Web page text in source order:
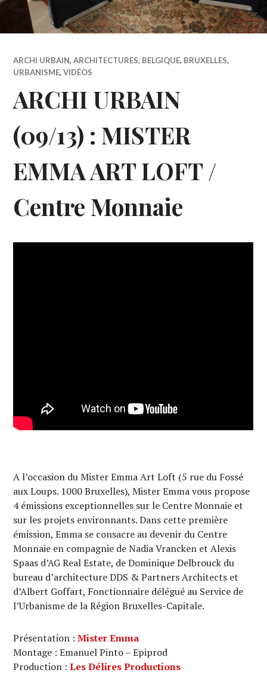
ARCHI URBAIN,ARCHITECTURES, BELGIQUE, BRUXELLES,
URBANISME,VIDÉOS
ARCHI URBAIN
(09/13) : MISTER
EMMA ART LOFT /
Centre Monnaie
A l’occasion du Mister Emma Art Loft (5 rue du Fossé
aux Loups. 1000 Bruxelles), Mister Emma vous propose
4 émissions exceptionnelles sur le Centre Monnaie et
sur les projets environnants. Dans cette première
émission, Emma se consacre au devenir du Centre
Monnaie en compagnie de Nadia Vrancken et Alexis
Spaas d’AG Real Estate, de Dominique Delbrouck du
bureau d’architecture DDS & Partners Architects et
d’Albert Goffart, Fonctionnaire délégué au Service de
l’Urbanisme de la Région Bruxelles-Capitale.
Présentation :Mister Emma
Montage : Emanuel Pinto – Epiprod
Production :Les Délires Productions